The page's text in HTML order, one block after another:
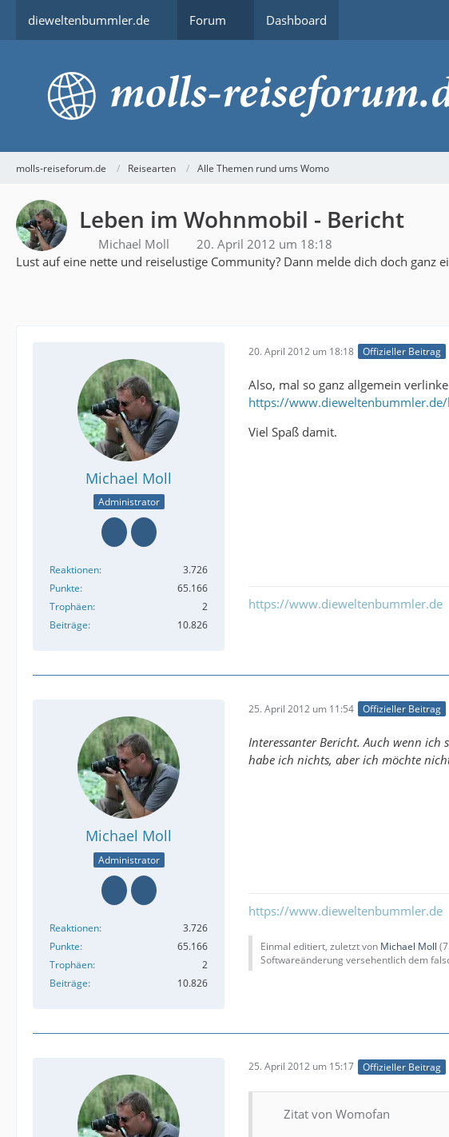
dieweltenbummler.de Forum Dashboard
molls-reiseforum.de Reisearten Alle Themen rund ums Womo
Leben im Wohnmobil - Bericht
Michael Moll
20. April 2012 um 18:18
Lust auf eine nette und reiselustige Community? Dann melde dich doch
Michael Moll
Administrator
Reaktionen
3.726
Punkte
65.166
Trophäen
2
Beiträge
10.826
20. April 2012 um 18:18 Offizieller Beitrag
Also, mal so ganz allgemein
https://
Viel Spaß damit.
https://www.dieweltenbummler.de
Michael Moll
Administrator
Reaktionen
3.726
Punkte
65.166
Trophäen
2
Beiträge
10.826
25. April 2012 um 11:54 Offizieller Beitrag
Interessanter Bericht. Auch wenn ich
habe ich nichts, aber ich möchte
https://www.dieweltenbummler.de
Einmal editiert, zuletzt von Michael Moll (
Softwareänderung versehentlich dem
25. April 2012 um 15:17 Offizieller Beitrag
Zitat von Womofan